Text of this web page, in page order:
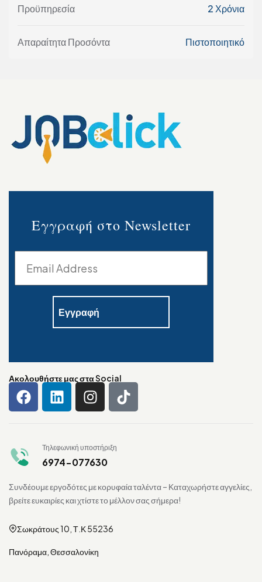
Προϋπηρεσία 2 Χρόνια
Απαραίτητα Προσόντα Πιστοποιητικό
Εγγραφή στο Newsletter
Ακολουθήστε μας στα Social
Τηλεφωνική υποστήριξη
6974-077630
Συνδέουμε εργοδότες με κορυφαία ταλέντα – Καταχωρήστε αγγελίες,
βρείτε ευκαιρίες και χτίστε το μέλλον σας σήμερα!
Σωκράτους 10, Τ.Κ 55236
Πανόραμα, Θεσσαλονίκη